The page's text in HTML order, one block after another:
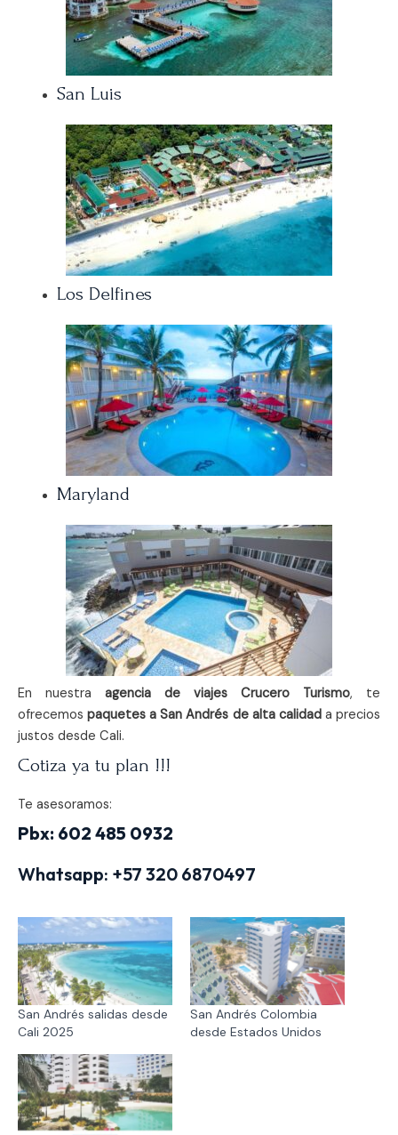
San Luis
Los Delfines
Maryland
En nuestra agencia de viajes Crucero Turismo, te
ofrecemospaquetes a San Andrés de alta calidada precios
justos desde Cali.
Cotiza ya tu plan !!!
Te asesoramos:
Pbx: 602 485 0932
Whatsapp: +57 320 6870497
San Andrés salidas desde
Cali 2025
San Andrés Colombia
desde Estados Unidos